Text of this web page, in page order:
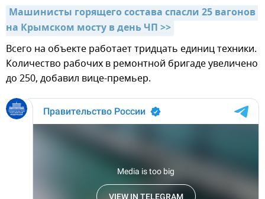
Машинисты горящего состава спасли 25 вагонов
на Крымском мосту в день ЧП >>
Всего на объекте работает тридцать единиц техники.
Количество рабочих в ремонтной бригаде увеличено
до 250, добавил вице-премьер.